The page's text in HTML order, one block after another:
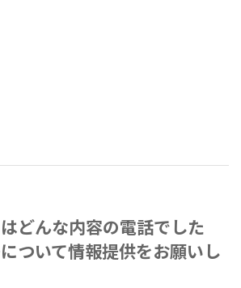
どんな内容の電話でした
ついて情報提供をお願いし